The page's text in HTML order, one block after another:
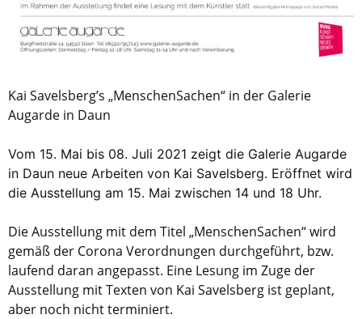
Kai Savelsberg’s „MenschenSachen“ in der Galerie
Augarde in Daun
Vom 15. Mai bis 08. Juli 2021 zeigt die Galerie Augarde
in Daun neue Arbeiten von Kai Savelsberg. Eröffnet wird
die Ausstellung am 15. Mai zwischen 14 und 18 Uhr.
Die Ausstellung mit dem Titel „MenschenSachen“ wird
gemäß der Corona Verordnungen durchgeführt, bzw.
laufend daran angepasst. Eine Lesung im Zuge der
Ausstellung mit Texten von Kai Savelsberg ist geplant,
aber noch nicht terminiert.